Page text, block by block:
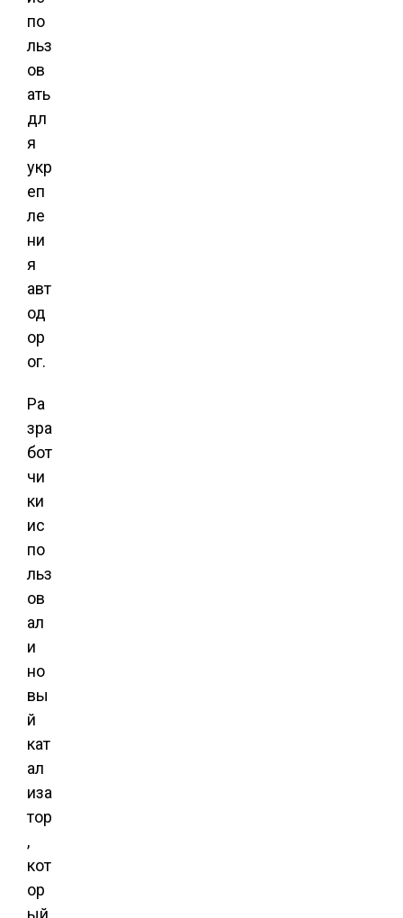
по
льз
ов
ать
дл
я
укр
еп
ле
ни
я
авт
од
ор
ог.
Ра
зра
бот
чи
ки
ис
по
льз
ов
ал
и
но
вы
й
кат
ал
иза
тор
,
кот
ор
ый